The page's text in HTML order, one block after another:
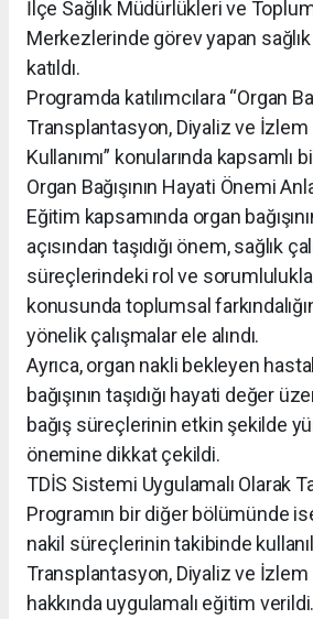
İlçe Sağlık Müdürlükleri ve Toplum
Merkezlerinde görev yapan
katıldı.
Programda katılımcılara “Organ
Transplantasyon, Diyaliz ve
Kullanımı” konularında kapsamlı
Organ Bağışının Hayati Önemi
Eğitim kapsamında organ
açısından taşıdığı önem, sağlık
süreçlerindeki rol ve
konusunda toplumsal
yönelik çalışmalar ele alındı.
Ayrıca, organ nakli bekleyen
bağışının taşıdığı hayati değer
bağış süreçlerinin etkin şekilde
önemine dikkat çekildi.
TDİS Sistemi Uygulamalı Olarak
Programın bir diğer bölümünde
nakil süreçlerinin takibinde
Transplantasyon, Diyaliz ve
hakkında uygulamalı eğitim verildi.